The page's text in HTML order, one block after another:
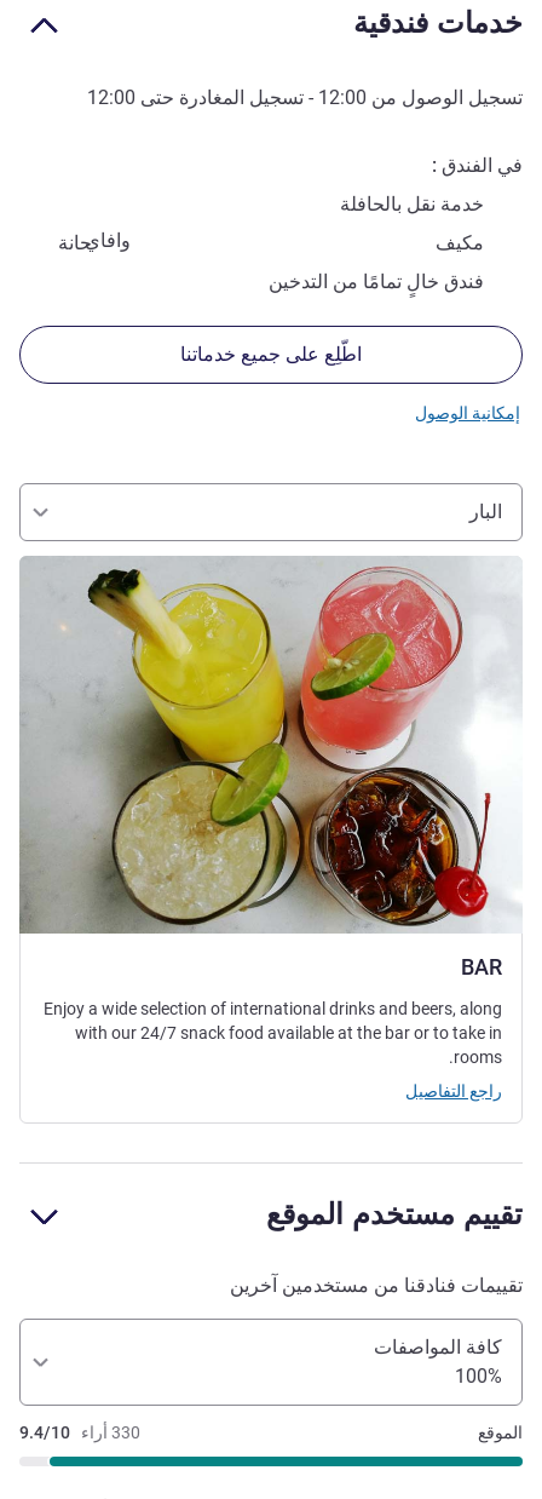
خدمات فندقية
تسجيل الوصول من 12:00 - تسجيل المغادرة حتى 12:00
في الفندق
خدمة نقل بالحافلة
وافاي
مكيف
حانة
فندق خالٍ تمامًا من التدخين
اطّلِع على جميع خدماتنا
إمكانية الوصول
البار
BAR
راجع التفاصيل
Enjoy a wide selection of international drinks and beers, along
with our 24/7 snack food available at the bar or to take in
rooms.
راجع التفاصيل
تقييم مستخدم الموقع
تقييمات فنادقنا من مستخدمين آخرين
كافة المواصفات
100%
330 أراء 9.4/10 الموقع